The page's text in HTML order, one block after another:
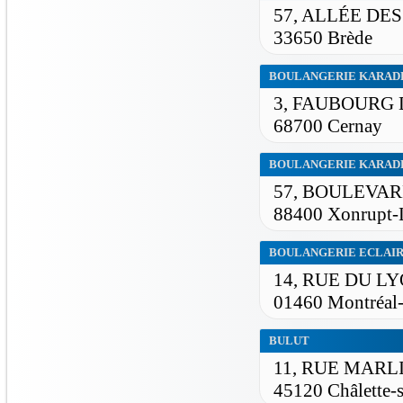
57, ALLÉE
33650 Brède
BOULANGERIE
3, FAUBOURG
68700 Cernay
BOULANGERIE
57,
88400 Xonrupt-
BOULANGERIE
14, RUE DU
01460
BULUT
11, RUE
45120